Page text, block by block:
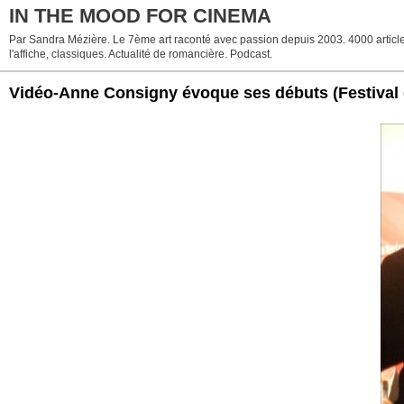
IN THE MOOD FOR CINEMA
Par Sandra Mézière. Le 7ème art raconté avec passion depuis 2003. 4000
l'affiche, classiques. Actualité de romancière. Podcast.
Vidéo-Anne Consigny évoque ses débuts